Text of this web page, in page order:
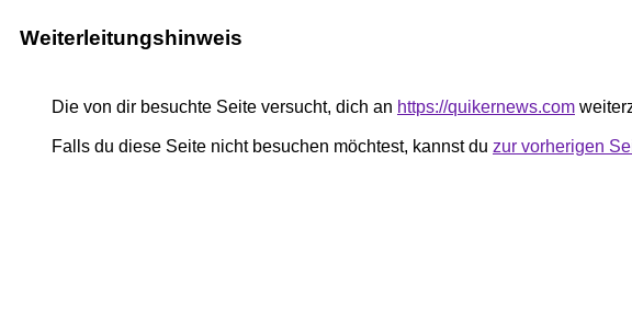
Weiterleitungshinweis
Die von dir besuchte Seite versucht, dich an https://quikernews.com
Falls du diese Seite nicht besuchen möchtest, kannst du zur vorherigen